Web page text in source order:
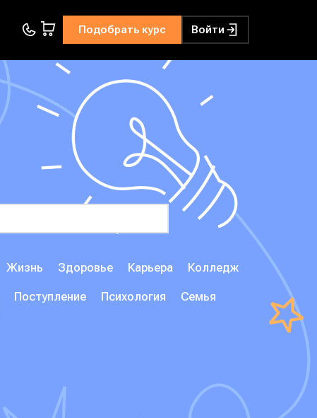
Подобрать курс Войти
Жизнь Здоровье Карьера Колледж
Поступление Психология Семья